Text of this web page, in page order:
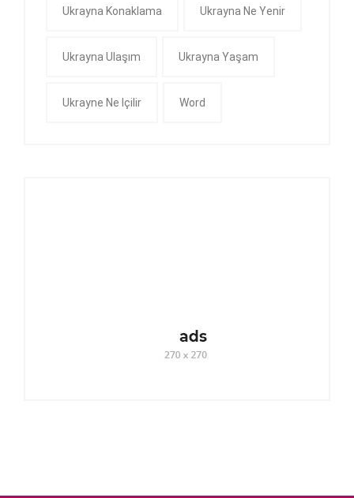
Ukrayna Konaklama Ukrayna Ne Yenir
Ukrayna Ulaşım Ukrayna Yaşam
Ukrayne Ne Içilir Word